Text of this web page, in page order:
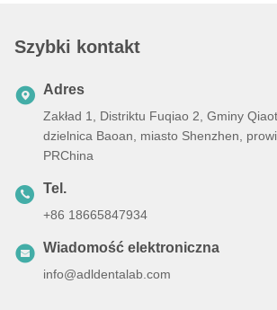
Szybki kontakt
Adres
Zakład 1, Distriktu Fuqiao 2, Gminy
dzielnica Baoan, miasto Shenzhen,
PRChina
Tel.
+86 18665847934
Wiadomość elektroniczna
info@adldentalab.com